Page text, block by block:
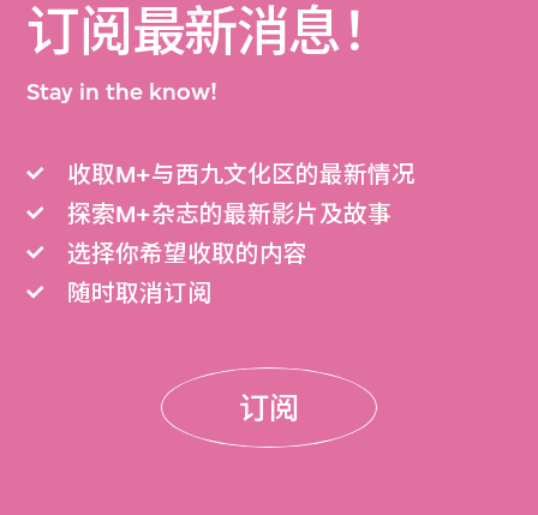
订阅最新消息！
Stay in the know!
收取M+与西九文化区的最新情况
探索M+杂志的最新影片及故事
选择你希望收取的内容
随时取消订阅
订阅